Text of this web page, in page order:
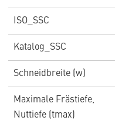
ISO_SSC
Katalog_SSC
Schneidbreite (w)
Maximale Frästiefe,
Nuttiefe (tmax)